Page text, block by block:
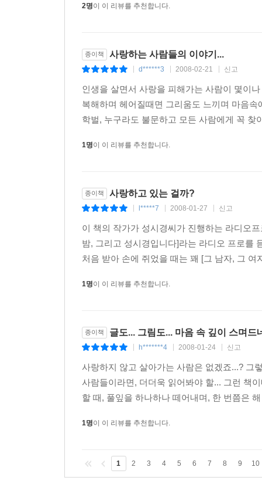
2명이 이 리뷰를 추천합니다.
종이책 사랑하는 사람들의 이야기...
d******3 2008-02-21 신고
인생을 살면서 사랑을 피해가는 사람이 몇이
복해하며 헤어질때면 그리움도 느끼며 마음
학벌, 누구라도 불문하고 모든 사람에게 꼭
1명이 이 리뷰를 추천합니다.
종이책 사랑하고 있는 걸까?
l*****7 2008-01-27 신고
이 책의 작가가 성시경씨가 진행하는 라디오
밤, 그리고 성시경입니다]라는 라디오 프로를
처음 받아 손에 쥐었을 때는 꽤 [그 남자, 그
1명이 이 리뷰를 추천합니다.
종이책 글도... 그림도... 마음 속 깊이 스며드
h*******4 2008-01-24 신고
사랑하지 않고 살아가는 사람은 없겠죠...? 그
사람들이라면, 더더욱 읽어봐야 할... 그런 책
할 때, 풀잎을 하나하나 떼어내며, 한 번쯤은
1명이 이 리뷰를 추천합니다.
1 2 3 4 5 6 7 8 9 10